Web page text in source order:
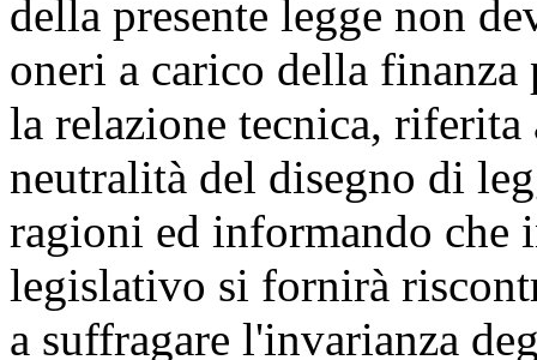
della presente legge non
oneri a carico della
la relazione tecnica,
neutralità del disegno di
ragioni ed informando che
legislativo si fornirà
a suffragare l'invarianza